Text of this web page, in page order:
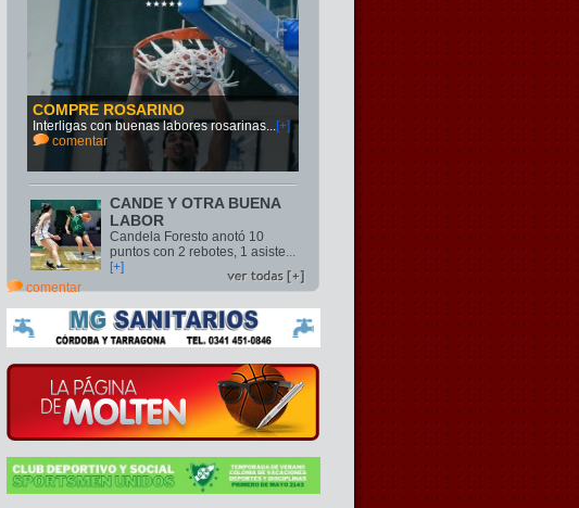
COMPRE ROSARINO
Interligas con buenas labores rosarinas...[+]
comentar
CANDE Y OTRA BUENA
LABOR
Candela Foresto anotó 10
puntos con 2 rebotes, 1 asiste...
[+]
comentar